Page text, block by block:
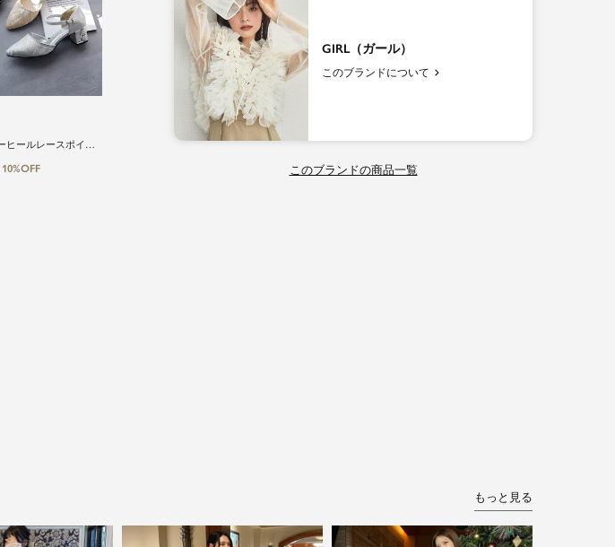
ヒールレースポイン
結婚式パーティーパ
10%OFF
GIRL（ガール）
このブランドについて
このブランドの商品一覧
もっと見る